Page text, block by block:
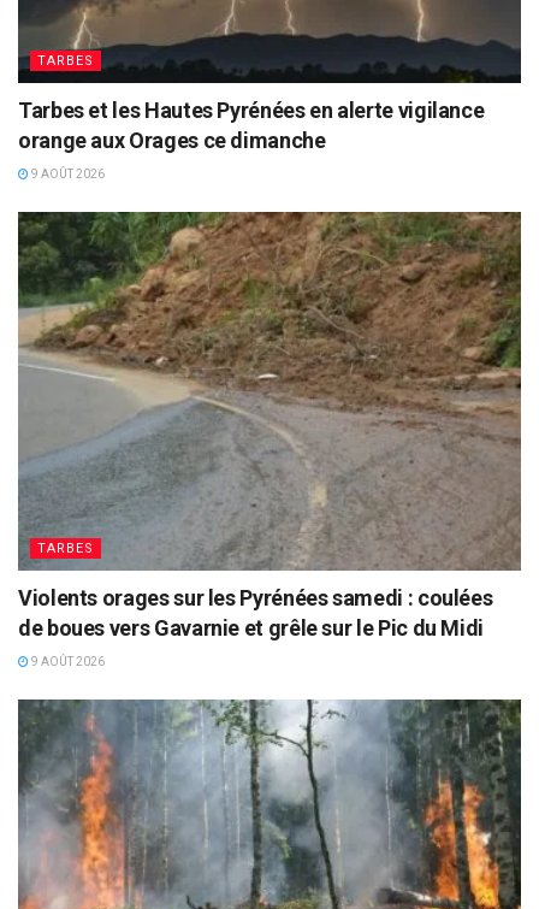
TARBES
Tarbes et les Hautes Pyrénées en alerte vigilance
orange aux Orages ce dimanche
9 AOÛT 2026
TARBES
Violents orages sur les Pyrénées samedi : coulées
de boues vers Gavarnie et grêle sur le Pic du Midi
9 AOÛT 2026